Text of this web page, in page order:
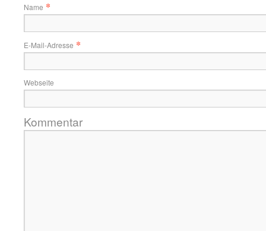
Name *
E-Mail-Adresse *
Webseite
Kommentar